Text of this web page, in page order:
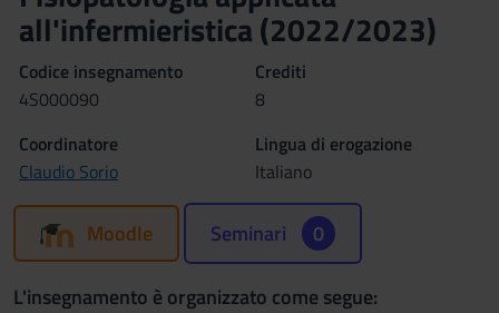
all'infermieristica (2022/2023)
Codice insegnamento
4S000090
Crediti
8
Coordinatore
Claudio Sorio
Lingua di erogazione
Italiano
Moodle Seminari 0
L'insegnamento è organizzato come segue: